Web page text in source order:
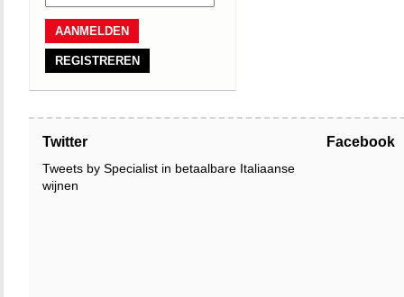
REGISTREREN
Twitter
Tweets by Specialist in betaalbare Italiaanse
wijnen
Facebook